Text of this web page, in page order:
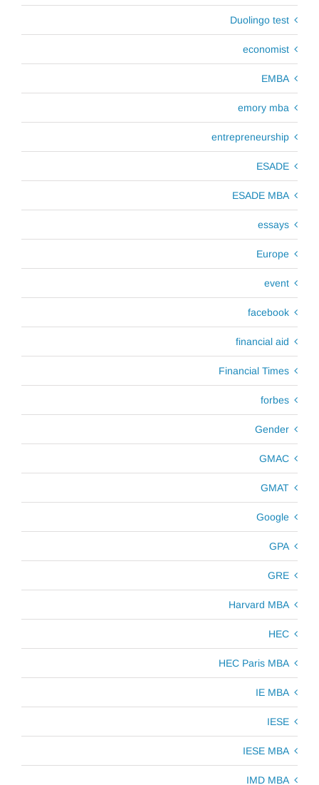
Duolingo test
economist
EMBA
emory mba
entrepreneurship
ESADE
ESADE MBA
essays
Europe
event
facebook
financial aid
Financial Times
forbes
Gender
GMAC
GMAT
Google
GPA
GRE
Harvard MBA
HEC
HEC Paris MBA
IE MBA
IESE
IESE MBA
IMD MBA